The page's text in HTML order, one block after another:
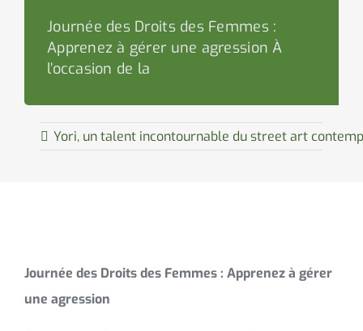
Contacter le maire
Journée des Droits des Femmes :
Apprenez à gérer une agression À
l’occasion de la
Yori, un talent incontournable du street art
Journée des Droits des Femmes : Apprenez à gérer
une agression